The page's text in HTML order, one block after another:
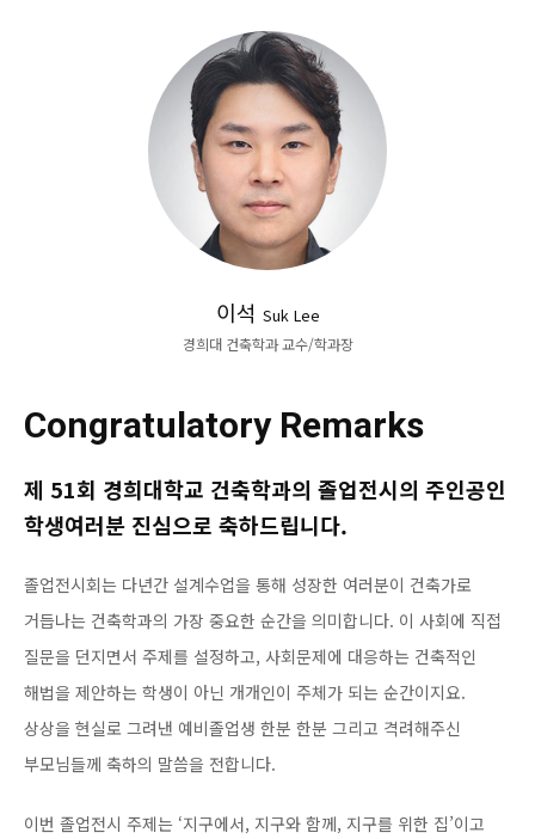
이석 Suk Lee
경희대 건축학과 교수/학과장
Congratulatory Remarks
제 51회 경희대학교 건축학과의 졸업전시의 주인공인
학생여러분 진심으로 축하드립니다.
졸업전시회는 다년간 설계수업을 통해 성장한 여러분이 건축가로
거듭나는 건축학과의 가장 중요한 순간을 의미합니다. 이 사회에 직접
질문을 던지면서 주제를 설정하고, 사회문제에 대응하는 건축적인
해법을 제안하는 학생이 아닌 개개인이 주체가 되는 순간이지요.
상상을 현실로 그려낸 예비졸업생 한분 한분 그리고 격려해주신
부모님들께 축하의 말씀을 전합니다.
이번 졸업전시 주제는 ‘지구에서, 지구와 함께, 지구를 위한 집’이고